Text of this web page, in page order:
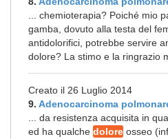
... chemioterapia? Poiché mio
gamba, dovuto alla testa del
antidolorifici, potrebbe servire
dolore? La stimo e la ringrazio
Creato il 26 Luglio 2014
9. Adenocarcinoma
... da resistenza acquisita in
ed ha qualche dolore osseo